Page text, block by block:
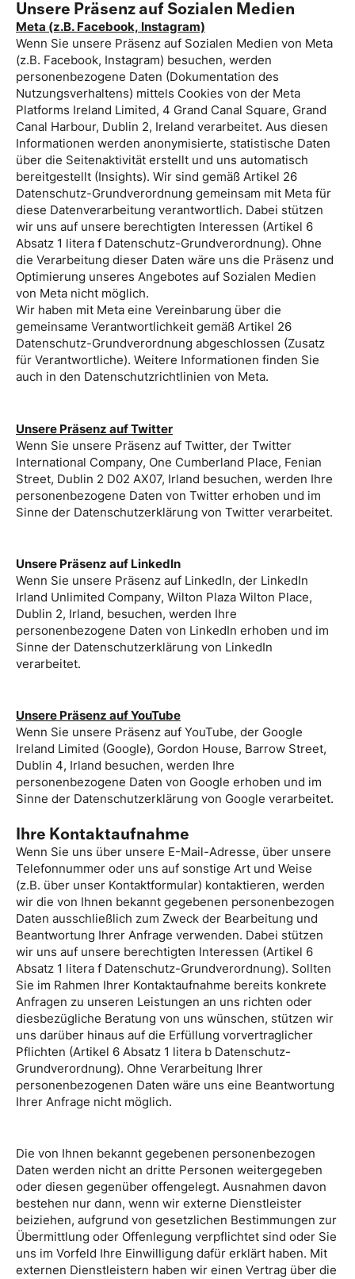
Unsere Präsenz auf Sozialen Medien
Meta (z.B. Facebook, Instagram)
Wenn Sie unsere Präsenz auf Sozialen Medien von Meta
(z.B. Facebook, Instagram) besuchen, werden
personenbezogene Daten (Dokumentation des
Nutzungsverhaltens) mittels Cookies von der Meta
Platforms Ireland Limited, 4 Grand Canal Square, Grand
Canal Harbour, Dublin 2, Ireland verarbeitet. Aus diesen
Informationen werden anonymisierte, statistische Daten
über die Seitenaktivität erstellt und uns automatisch
bereitgestellt (Insights). Wir sind gemäß Artikel 26
Datenschutz-Grundverordnung gemeinsam mit Meta für
diese Datenverarbeitung verantwortlich. Dabei stützen
wir uns auf unsere berechtigten Interessen (Artikel 6
Absatz 1 litera f Datenschutz-Grundverordnung). Ohne
die Verarbeitung dieser Daten wäre uns die Präsenz und
Optimierung unseres Angebotes auf Sozialen Medien
von Meta nicht möglich.
Wir haben mit Meta eine Vereinbarung über die
gemeinsame Verantwortlichkeit gemäß Artikel 26
Datenschutz-Grundverordnung abgeschlossen (Zusatz
für Verantwortliche). Weitere Informationen finden Sie
auch in den Datenschutzrichtlinien von Meta.
Unsere Präsenz auf Twitter
Wenn Sie unsere Präsenz auf Twitter, der Twitter
International Company, One Cumberland Place, Fenian
Street, Dublin 2 D02 AX07, Irland besuchen, werden Ihre
personenbezogene Daten von Twitter erhoben und im
Sinne der Datenschutzerklärung von Twitter verarbeitet.
Unsere Präsenz auf LinkedIn
Wenn Sie unsere Präsenz auf LinkedIn, der LinkedIn
Irland Unlimited Company, Wilton Plaza Wilton Place,
Dublin 2, Irland, besuchen, werden Ihre
personenbezogene Daten von LinkedIn erhoben und im
Sinne der Datenschutzerklärung von LinkedIn
verarbeitet.
Unsere Präsenz auf YouTube
Wenn Sie unsere Präsenz auf YouTube, der Google
Ireland Limited (Google), Gordon House, Barrow Street,
Dublin 4, Irland besuchen, werden Ihre
personenbezogene Daten von Google erhoben und im
Sinne der Datenschutzerklärung von Google verarbeitet.
Ihre Kontaktaufnahme
Wenn Sie uns über unsere E-Mail-Adresse, über unsere
Telefonnummer oder uns auf sonstige Art und Weise
(z.B. über unser Kontaktformular) kontaktieren, werden
wir die von Ihnen bekannt gegebenen personenbezogen
Daten ausschließlich zum Zweck der Bearbeitung und
Beantwortung Ihrer Anfrage verwenden. Dabei stützen
wir uns auf unsere berechtigten Interessen (Artikel 6
Absatz 1 litera f Datenschutz-Grundverordnung). Sollten
Sie im Rahmen Ihrer Kontaktaufnahme bereits konkrete
Anfragen zu unseren Leistungen an uns richten oder
diesbezügliche Beratung von uns wünschen, stützen wir
uns darüber hinaus auf die Erfüllung vorvertraglicher
Pflichten (Artikel 6 Absatz 1 litera b Datenschutz-
Grundverordnung). Ohne Verarbeitung Ihrer
personenbezogenen Daten wäre uns eine Beantwortung
Ihrer Anfrage nicht möglich.
Die von Ihnen bekannt gegebenen personenbezogen
Daten werden nicht an dritte Personen weitergegeben
oder diesen gegenüber offengelegt. Ausnahmen davon
bestehen nur dann, wenn wir externe Dienstleister
beiziehen, aufgrund von gesetzlichen Bestimmungen zur
Übermittlung oder Offenlegung verpflichtet sind oder Sie
uns im Vorfeld Ihre Einwilligung dafür erklärt haben. Mit
externen Dienstleistern haben wir einen Vertrag über die